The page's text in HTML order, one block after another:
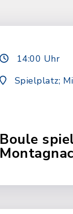
14:00 Uhr
Spielplatz;
Boule